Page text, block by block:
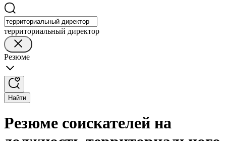
территориальный директор
Резюме
Найти
Резюме соискателей на